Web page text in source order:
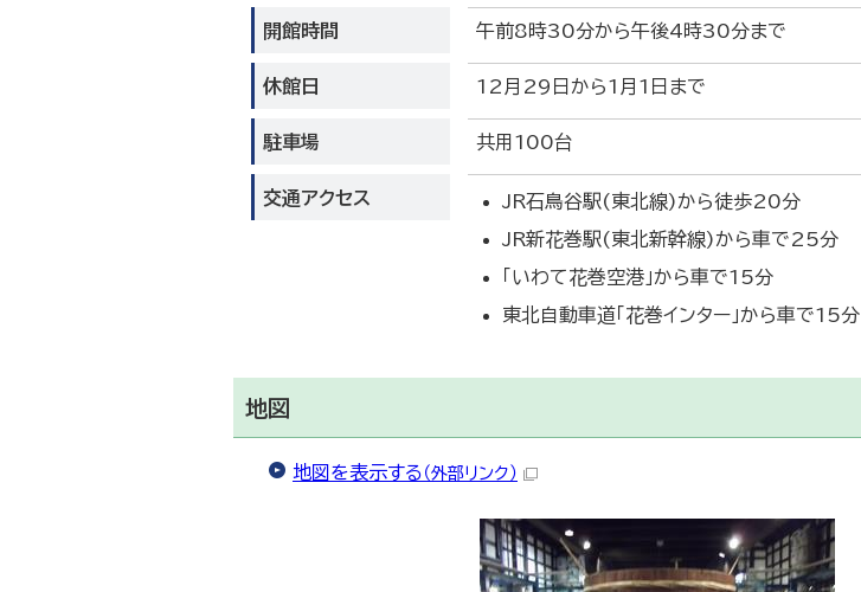
開館時間 午前8時30分から午後4時30分まで
休館日 12月29日から1月1日まで
駐車場 共用100台
交通アクセス
JR石鳥谷駅(東北線)から徒歩20分
JR新花巻駅(東北新幹線)から車で25分
「いわて花巻空港」から車で15分
東北自動車道「花巻インター」から車で15分
地図
地図を表示する （外部リンク）